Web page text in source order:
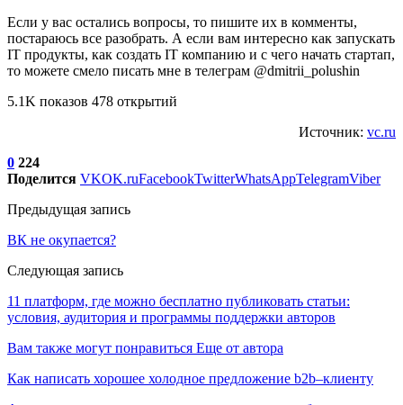
Если у вас остались вопросы, то пишите их в комменты,
постараюсь все разобрать. А если вам интересно как запускать
IT продукты, как создать IT компанию и с чего начать стартап,
то можете смело писать мне в телеграм @dmitrii_polushin
5.1K показов 478 открытий
Источник: vc.ru
0 224
Поделится VKOK.ruFacebookTwitterWhatsAppTelegramViber
Предыдущая запись
ВК не окупается?
Следующая запись
11 платформ, где можно бесплатно публиковать статьи:
условия, аудитория и программы поддержки авторов
Вам также могут понравиться Еще от автора
Как написать хорошее холодное предложение b2b–клиенту